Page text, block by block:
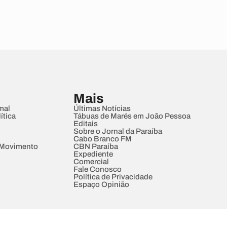
Mais
Últimas Notícias
Tábuas de Marés em João Pessoa
Editais
Sobre o Jornal da Paraíba
Cabo Branco FM
CBN Paraíba
Expediente
Comercial
Fale Conosco
Política de Privacidade
Espaço Opinião